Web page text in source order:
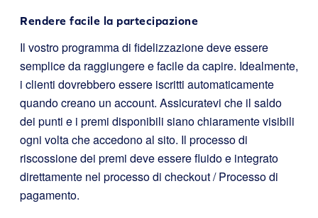
Rendere facile la partecipazione
Il vostro programma di fidelizzazione deve essere
semplice da raggiungere e facile da capire. Idealmente,
i clienti dovrebbero essere iscritti automaticamente
quando creano un account. Assicuratevi che il saldo
dei punti e i premi disponibili siano chiaramente visibili
ogni volta che accedono al sito. Il processo di
riscossione dei premi deve essere fluido e integrato
direttamente nel processo di checkout / Processo di
pagamento.